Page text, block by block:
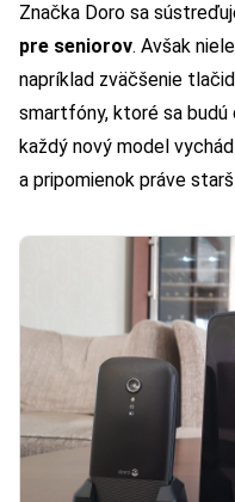
Značka Doro sa
pre seniorov. Avšak
napríklad zväčšenie
smartfóny, ktoré sa budú
každý nový model
a pripomienok práve